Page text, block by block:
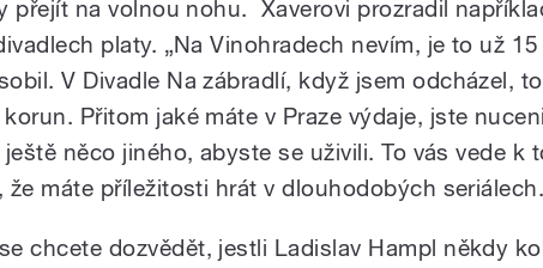
přejít na volnou nohu. Xaverovi prozradil
platy. „Na Vinohradech nevím, je to už
V Divadle Na zábradlí, když jsem odcházel,
Přitom jaké máte v Praze výdaje, jste
něco jiného, abyste se uživili. To vás vede k
že máte příležitosti hrát v dlouhodobých
chcete dozvědět, jestli Ladislav Hampl někdy